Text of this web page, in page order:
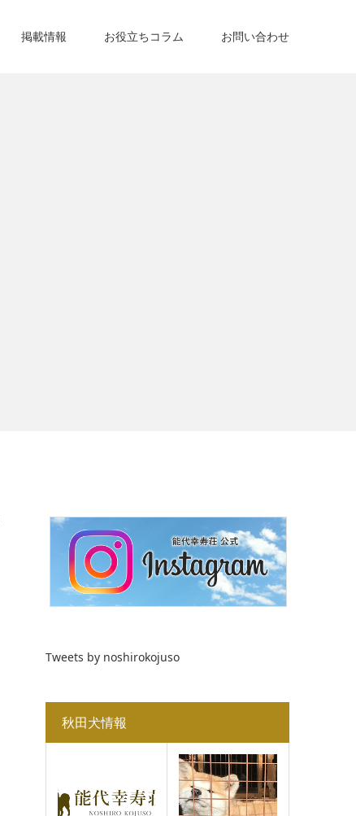
掲載情報 お役立ちコラム お問い合わせ
Tweets by noshirokojuso
秋田犬情報